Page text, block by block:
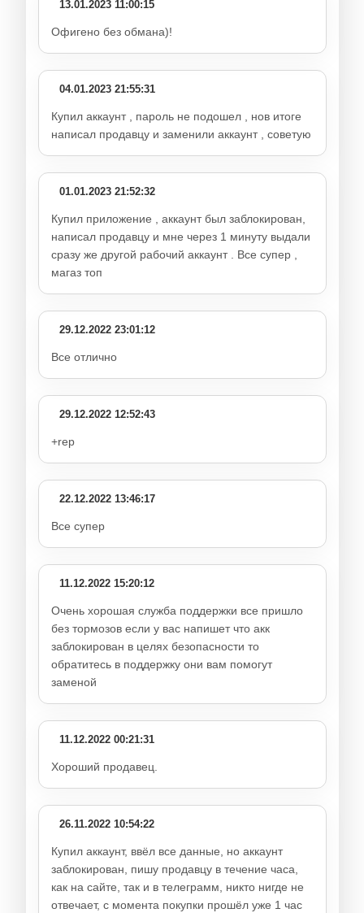
13.01.2023 11:00:15
Офигено без обмана)!
04.01.2023 21:55:31
Купил аккаунт , пароль не подошел , нов итоге
написал продавцу и заменили аккаунт , советую
01.01.2023 21:52:32
Купил приложение , аккаунт был заблокирован,
написал продавцу и мне через 1 минуту выдали
сразу же другой рабочий аккаунт . Все супер ,
магаз топ
29.12.2022 23:01:12
Все отлично
29.12.2022 12:52:43
+rep
22.12.2022 13:46:17
Все супер
11.12.2022 15:20:12
Очень хорошая служба поддержки все пришло
без тормозов если у вас напишет что акк
заблокирован в целях безопасности то
обратитесь в поддержку они вам помогут
заменой
11.12.2022 00:21:31
Хороший продавец.
26.11.2022 10:54:22
Купил аккаунт, ввёл все данные, но аккаунт
заблокирован, пишу продавцу в течение часа,
как на сайте, так и в телеграмм, никто нигде не
отвечает, с момента покупки прошёл уже 1 час